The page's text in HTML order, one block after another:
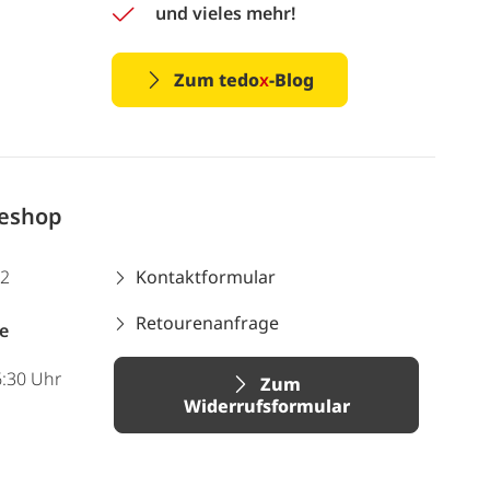
und vieles mehr!
Zum tedox-Blog
Uhr
Kontaktformular
Retourenanfrage
Zum
Widerrufsformular